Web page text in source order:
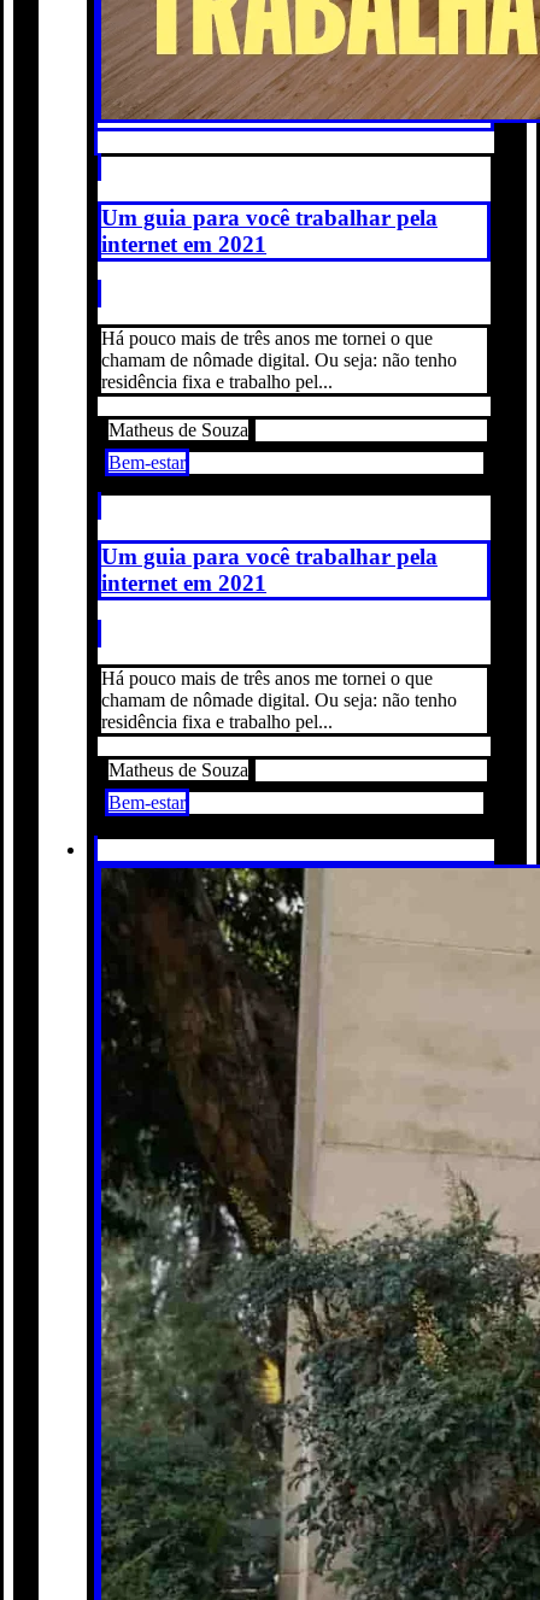
Um guia para você trabalhar pela
internet em 2021
Há pouco mais de três anos me tornei o que
chamam de nômade digital. Ou seja: não tenho
residência fixa e trabalho pel...
Matheus de Souza
Bem-estar
Um guia para você trabalhar pela
internet em 2021
Há pouco mais de três anos me tornei o que
chamam de nômade digital. Ou seja: não tenho
residência fixa e trabalho pel...
Matheus de Souza
Bem-estar